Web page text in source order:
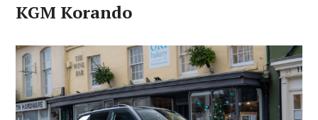
KGM Korando